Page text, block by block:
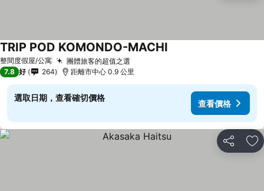
整間度假屋/公寓 團體旅客的超值之選
TRIP POD KOMONDO-MACHI
7.8 好 264 距離市中心 0.9 公里
選取日期，查看確切價格
查看價格
分享 放